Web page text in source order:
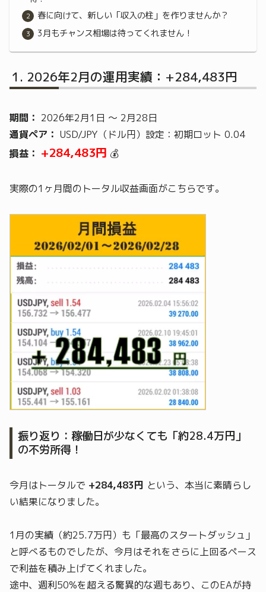
春に向けて、新しい「収入の柱」を作りませんか？
3月もチャンス相場は待ってくれません！
2026年2月の運用実績：+284,483円
期間： 2026年2月1日 ～ 2月28日
通貨ペア： USD/JPY（ドル円）設定：初期ロット 0.04
損益： +284,483円 💰
実際の1ヶ月間のトータル収益画面がこちらです。
振り返り：稼働日が少なくても「約28.4万円」
の不労所得！
今月はトータルで +284,483円 という、本当に素晴らし
い結果になりました。
1月の実績（約25.7万円）も「最高のスタートダッシュ」
と呼べるものでしたが、今月はそれをさらに上回るペース
で利益を積み上げてくれました。
途中、週利50%を超える驚異的な週もあり、このEAが持